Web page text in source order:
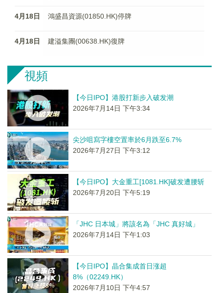
4月18日 鴻盛昌資源(01850.HK)停牌
4月18日 建溢集團(00638.HK)復牌
視頻
【今日IPO】港股打新步入破发潮
2026年7月14日 下午3:34
尖沙咀寫字樓空置率於6月跌至6.7%
2026年7月27日 下午3:12
【今日IPO】大金重工[1081.HK]破发遭腰斩
2026年7月20日 下午5:19
「JHC 日本城」將該名為「JHC 真好城」
2026年7月14日 下午1:03
【今日IPO】晶合集成首日涨超
8%（02249.HK）
2026年7月10日 下午4:57